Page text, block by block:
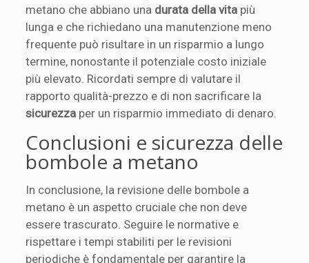
metano che abbiano una durata della vita più
lunga e che richiedano una manutenzione meno
frequente può risultare in un risparmio a lungo
termine, nonostante il potenziale costo iniziale
più elevato. Ricordati sempre di valutare il
rapporto qualità-prezzo e di non sacrificare la
sicurezza per un risparmio immediato di denaro.
Conclusioni e sicurezza delle
bombole a metano
In conclusione, la revisione delle bombole a
metano è un aspetto cruciale che non deve
essere trascurato. Seguire le normative e
rispettare i tempi stabiliti per le revisioni
periodiche è fondamentale per garantire la